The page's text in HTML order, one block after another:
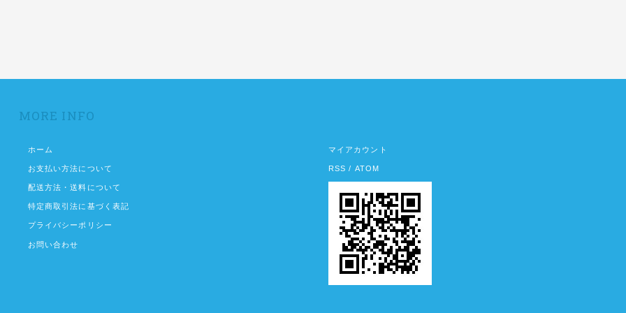
MORE INFO
ホーム
お支払い方法について
配送方法・送料について
特定商取引法に基づく表記
プライバシーポリシー
お問い合わせ
マイアカウント
RSS / ATOM